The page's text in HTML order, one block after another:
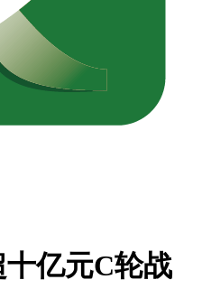
亿元C轮战